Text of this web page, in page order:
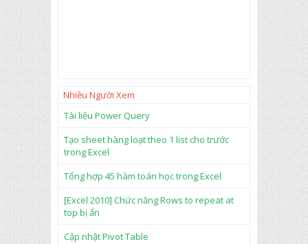
Nhiều Người Xem
Tài liệu Power Query
Tạo sheet hàng loạt theo 1 list cho trước
trong Excel
Tổng hợp 45 hàm toán học trong Excel
[Excel 2010] Chức năng Rows to repeat at
top bị ẩn
Cập nhật Pivot Table